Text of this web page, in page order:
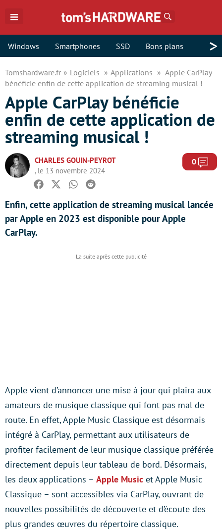
Windows Smartphones SSD Bons plans >
Tomshardware.fr Logiciels Applications
Apple CarPlay
bénéficie enfin de cette application de streaming musical !
Apple CarPlay bénéficie
enfin de cette application de
streaming musical !
CHARLES GOUIN-PEYROT
, le 13 novembre 2024
0
Facebook
TwitterWhatsapp
Reddit
Enfin, cette application de streaming musical lancée
par Apple en 2023 est disponible pour Apple
CarPlay.
Apple vient d’annoncer une mise à jour qui plaira aux
amateurs de musique classique qui font pas mal de
route. En effet, Apple Music Classique est désormais
intégré à CarPlay, permettant aux utilisateurs de
profiter facilement de leur musique classique préférée
directement depuis leur tableau de bord. Désormais,
les deux applications – Apple Music et Apple Music
Classique – sont accessibles via CarPlay, ouvrant de
nouvelles possibilités de découverte et d’écoute des
plus grandes œuvres du répertoire classique.